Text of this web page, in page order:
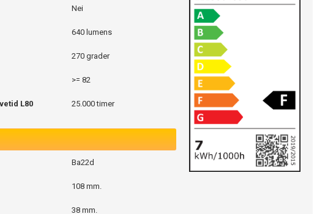
Nei
640 lumens
270 grader
>= 82
L80 25.000 timer
Ba22d
108 mm.
38 mm.